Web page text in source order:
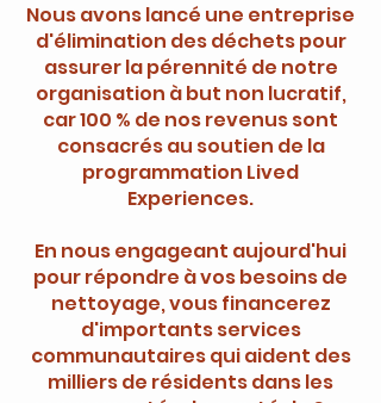
Nous avons lancé une entreprise
d'élimination des déchets pour
assurer la pérennité de notre
organisation à but non lucratif,
car 100 % de nos revenus sont
consacrés au soutien de la
programmation Lived
Experiences.
En nous engageant aujourd'hui
pour répondre à vos besoins de
nettoyage, vous financerez
d'importants services
communautaires qui aident des
milliers de résidents dans les